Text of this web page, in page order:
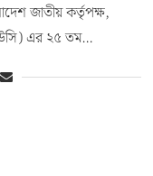
জাতীয় কর্তৃপক্ষ,
এর ২৫ তম…